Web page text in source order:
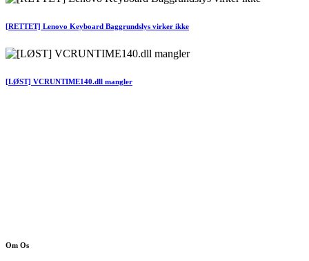
[RETTET] Lenovo Keyboard Baggrundslys virker ikke
[LØST] VCRUNTIME140.dll mangler
Om Os